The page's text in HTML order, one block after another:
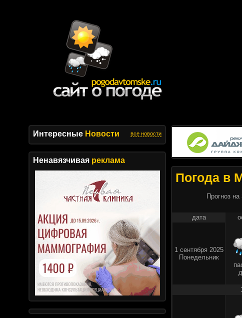
Интересные Новости все новости
Ненавязчивая реклама
Погода в
Прогноз на
дата
1 сентября 2025
Понедельник